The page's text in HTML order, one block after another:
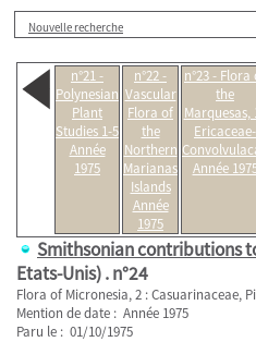
Nouvelle recherche
n°21 -
Polynesian
Plant
Studies 1-5
Année
1975
n°22 -
Vascular
Flora of
the
Northern
Marianas
Islands
Année
1975
n°23 - Flora
the
Marquesas,
Ericaceae-
Année
Smithsonian contributions
Etats-Unis) .n°24
Flora of Micronesia, 2 : Casuarinaceae,
Mention de date : Année 1975
Paru le : 01/10/1975